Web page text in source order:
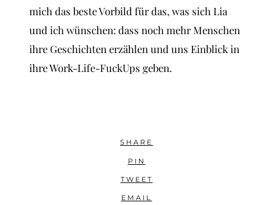
mich das beste Vorbild für das, was sich Lia
und ich wünschen: dass noch mehr Menschen
ihre Geschichten erzählen und uns Einblick in
ihre Work-Life-FuckUps geben.
SHARE
PIN
TWEET
EMAIL